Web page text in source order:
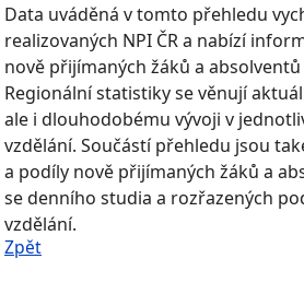
Data uváděná v tomto přehledu
realizovaných NPI ČR a nabízí
nově přijímaných žáků a
Regionální statistiky se věnují
ale i dlouhodobému vývoji v
vzdělání. Součástí přehledu jsou
a podíly nově přijímaných žáků a
se denního studia a rozřazených
vzdělání.
Zpět